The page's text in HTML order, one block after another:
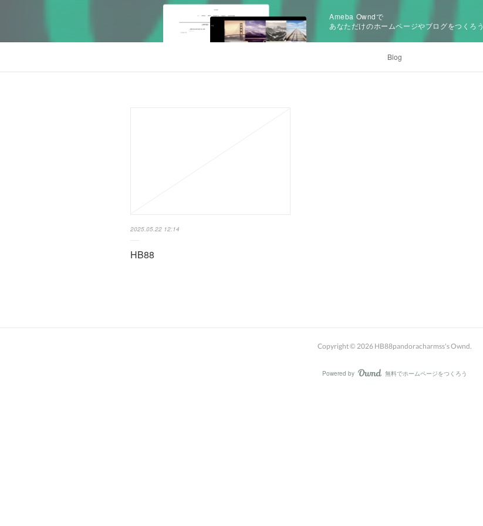
Ameba Owndで
あなただけのホームページやブログをつくろう
Blog
2025.05.22 12:14
HB88
Copyright © 2026 HB88pandoracharmss's Ownd.
Powered by AmebaOwnd
無料でホームページをつくろう